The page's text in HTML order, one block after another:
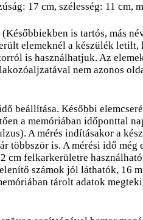
17 cm, szélesség: 11 cm,
is tartós, más
elemeknél a készülék letilt,
is használhatjuk. Az
nem azonos
beállítása. Későbbi
a memóriában időponttal
A mérés indításakor a
többször is. A mérési idő még
cm felkarkerületre
számok jól láthatók, 16
tárolt adatok